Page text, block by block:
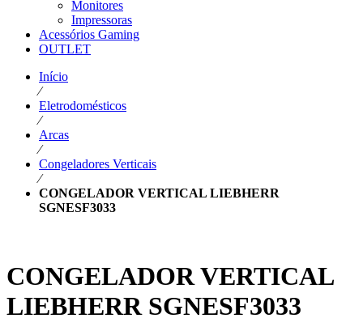
Monitores
Impressoras
Acessórios Gaming
OUTLET
Início
⁄
Eletrodomésticos
⁄
Arcas
⁄
Congeladores Verticais
⁄
CONGELADOR VERTICAL LIEBHERR
SGNESF3033
CONGELADOR VERTICAL
LIEBHERR SGNESF3033